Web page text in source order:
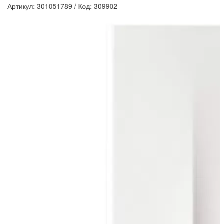
Артикул: 301051789 / Код: 309902